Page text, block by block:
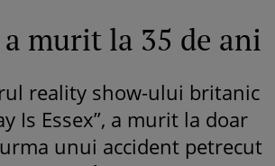
a murit la 35 de ani
reality show-ului britanic
Is Essex”, a murit la doar
unui accident petrecut